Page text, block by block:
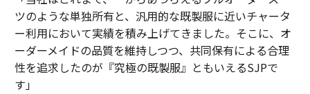
ツのような単独所有と、汎用的な既製服に近いチャータ
ー利用において実績を積み上げてきました。そこに、オ
ーダーメイドの品質を維持しつつ、共同保有による合理
性を追求したのが『究極の既製服』ともいえるSJPで
す」